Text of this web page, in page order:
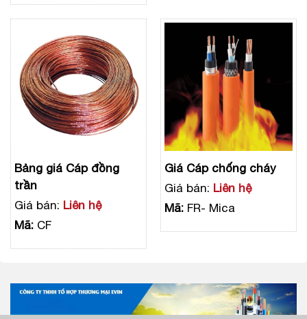
Bảng giá Cáp đồng
trần
Giá bán: Liên hệ
Mã: CF
Giá Cáp chống cháy
Giá bán: Liên hệ
Mã: FR- Mica